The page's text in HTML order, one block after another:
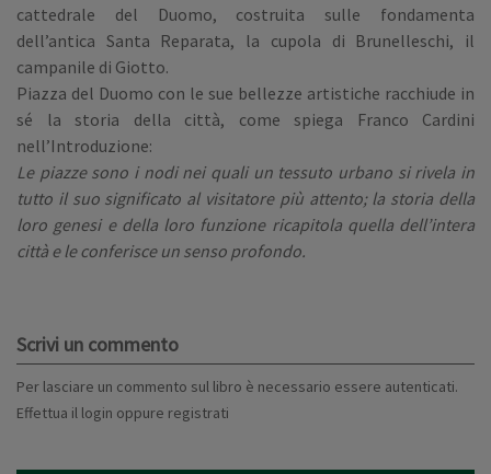
cattedrale del Duomo, costruita sulle fondamenta
dell’antica Santa Reparata, la cupola di Brunelleschi, il
campanile di Giotto.
Piazza del Duomo con le sue bellezze artistiche racchiude in
sé la storia della città, come spiega Franco Cardini
nell’Introduzione:
Le piazze sono i nodi nei quali un tessuto urbano si rivela in
tutto il suo significato al visitatore più attento; la storia della
loro genesi e della loro funzione ricapitola quella dell’intera
città e le conferisce un senso profondo.
Scrivi un commento
Per lasciare un commento sul libro è necessario essere autenticati.
Effettua il login oppure registrati